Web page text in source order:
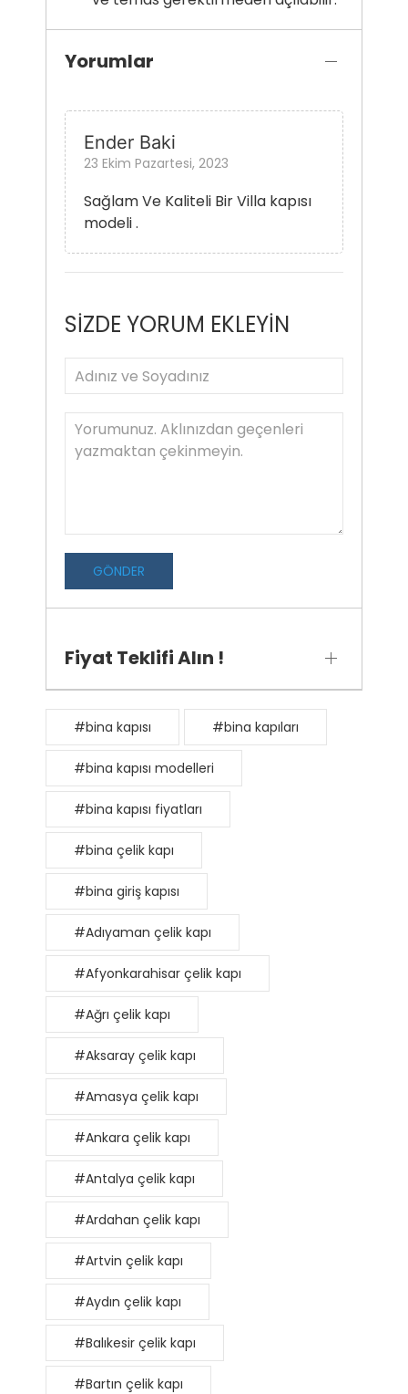
Yorumlar
Ender Baki
23 Ekim Pazartesi, 2023
Sağlam Ve Kaliteli Bir Villa kapısı
modeli .
SİZDE YORUM EKLEYİN
GÖNDER
Fiyat Teklifi Alın !
#bina kapısı #bina kapıları
#bina kapısı modelleri
#bina kapısı fiyatları
#bina çelik kapı
#bina giriş kapısı
#Adıyaman çelik kapı
#Afyonkarahisar çelik kapı
#Ağrı çelik kapı
#Aksaray çelik kapı
#Amasya çelik kapı
#Ankara çelik kapı
#Antalya çelik kapı
#Ardahan çelik kapı
#Artvin çelik kapı
#Aydın çelik kapı
#Balıkesir çelik kapı
#Bartın çelik kapı